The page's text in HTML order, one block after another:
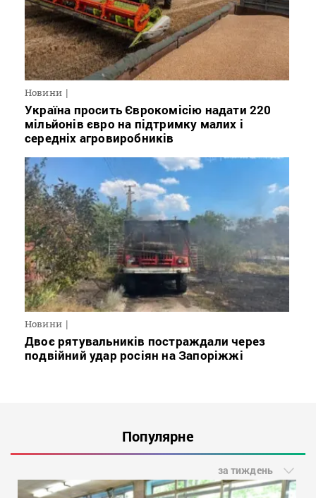
Новини
Україна просить Єврокомісію надати 220
мільйонів євро на підтримку малих і
середніх агровиробників
Новини
Двоє рятувальників постраждали через
подвійний удар росіян на Запоріжжі
Популярне
за тиждень